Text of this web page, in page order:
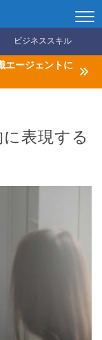
ビジネススキル
エージェントに
表現する